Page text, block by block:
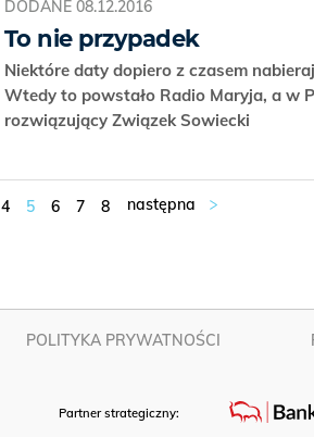
DODANE 08.12.2016
To nie przypadek
Niektóre daty dopiero z czasem
Wtedy to powstało Radio Maryja, a w
rozwiązujący Związek Sowiecki
4 5 6 7 8
POLITYKA PRYWATNOŚCI
Partner strategiczny: